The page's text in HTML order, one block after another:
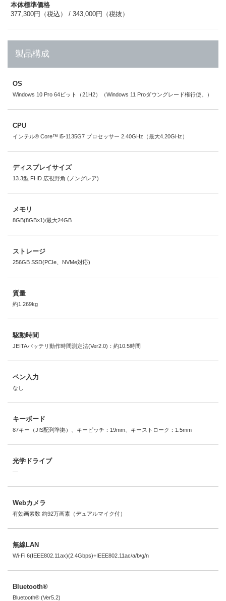
本体標準価格
377,300円（税込） / 343,000円（税抜）
製品構成
OS
Windows 10 Pro 64ビット（21H2）（Windows 11 Proダウングレード権行使。）
CPU
インテル® Core™ i5-1135G7 プロセッサー 2.40GHz（最大4.20GHz）
ディスプレイサイズ
13.3型 FHD 広視野角 (ノングレア)
メモリ
8GB(8GB×1)/最大24GB
ストレージ
256GB SSD(PCIe、NVMe対応)
質量
約1.269kg
駆動時間
JEITAバッテリ動作時間測定法(Ver2.0)：約10.5時間
ペン入力
なし
キーボード
87キー（JIS配列準拠）、キーピッチ：19mm、キーストローク：1.5mm
光学ドライブ
―
Webカメラ
有効画素数 約92万画素（デュアルマイク付）
無線LAN
Wi-Fi 6(IEEE802.11ax)(2.4Gbps)+IEEE802.11ac/a/b/g/n
Bluetooth®
Bluetooth® (Ver5.2)